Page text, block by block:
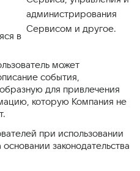
в
администрирования
Сервисом и другое.
может
события,
для привлечения
которую Компания не
при использовании
законодательства